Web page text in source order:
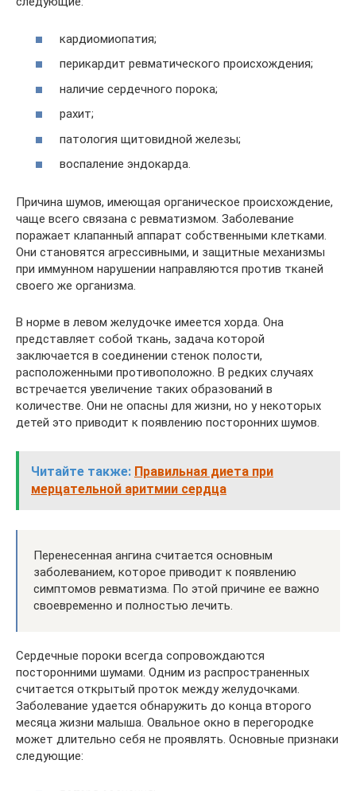
кардиомиопатия;
перикардит ревматического происхождения;
наличие сердечного порока;
рахит;
патология щитовидной железы;
воспаление эндокарда.
Причина шумов, имеющая органическое происхождение,
чаще всего связана с ревматизмом. Заболевание
поражает клапанный аппарат собственными клетками.
Они становятся агрессивными, и защитные механизмы
при иммунном нарушении направляются против тканей
своего же организма.
В норме в левом желудочке имеется хорда. Она
представляет собой ткань, задача которой
заключается в соединении стенок полости,
расположенными противоположно. В редких случаях
встречается увеличение таких образований в
количестве. Они не опасны для жизни, но у некоторых
детей это приводит к появлению посторонних шумов.
Читайте также: Правильная диета при
мерцательной аритмии сердца
Перенесенная ангина считается основным
заболеванием, которое приводит к появлению
симптомов ревматизма. По этой причине ее важно
своевременно и полностью лечить.
Сердечные пороки всегда сопровождаются
посторонними шумами. Одним из распространенных
считается открытый проток между желудочками.
Заболевание удается обнаружить до конца второго
месяца жизни малыша. Овальное окно в перегородке
может длительно себя не проявлять. Основные признаки
следующие: